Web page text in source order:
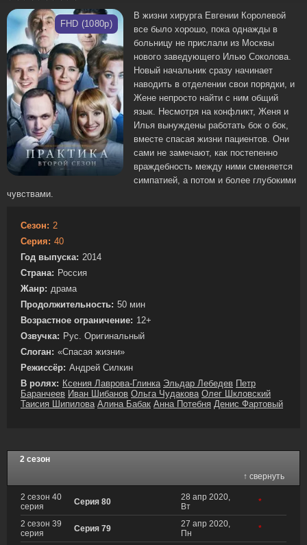
FHD (1080p)
В жизни хирурга Евгении Королевой
все было хорошо, пока однажды в
больницу не прислали из Москвы
нового заведующего Илью Соколова.
Новый начальник сразу начинает
наводить в отделении свои порядки, и
Жене непросто найти с ним общий
язык. Несмотря на конфликт, Женя и
Илья вынуждены работать бок о бок,
вместе спасая жизни пациентов. Они
сами не замечают, как постепенно
враждебность между ними сменяется
симпатией, а потом и более глубокими
чувствами.
Сезон: 2
Серия: 40
Год выпуска: 2014
Страна: Россия
Жанр: драма
Продолжительность: 50 мин
Возрастное ограничение: 12+
Озвучка: Рус. Оригинальный
Слоган: «Спасая жизни»
Режиссёр: Андрей Силкин
В ролях: Ксения Лаврова-Глинка Эльдар Лебедев Петр
Баранчеев Иван Шибанов Ольга Чудакова Олег Шкловский
Таисия Шипилова Алина Бабак Анна Потебня Денис Фартовый
2 сезон
↑ свернуть
2 сезон 40
серия
Серия 80
28 апр 2020,
Вт
*
2 сезон 39
серия
Серия 79
27 апр 2020,
Пн
*